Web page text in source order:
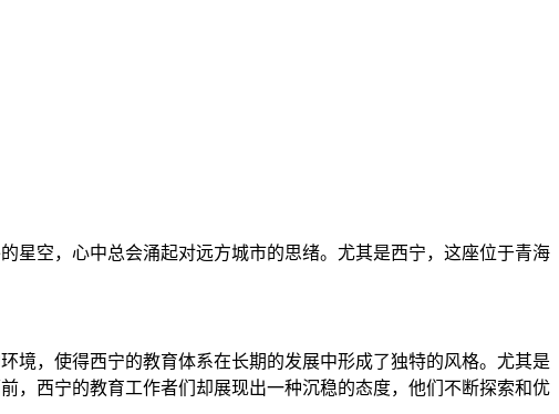
星空，心中总会涌起对远方城市的思绪。尤其是西宁，这座位于青海
境，使得西宁的教育体系在长期的发展中形成了独特的风格。尤其是
，西宁的教育工作者们却展现出一种沉稳的态度，他们不断探索和优